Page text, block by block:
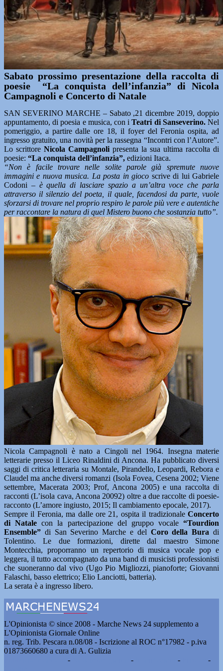
Sabato prossimo presentazione della raccolta di
poesie “La conquista dell’infanzia” di Nicola
Campagnoli e Concerto di Natale
SAN SEVERINO MARCHE – Sabato ,21 dicembre 2019, doppio
appuntamento, di poesia e musica, con iTeatri di Sanseverino.Nel
pomeriggio, a partire dalle ore 18, il foyer del Feronia ospita, ad
ingresso gratuito, una novità per la rassegna “Incontri con l’Autore”.
Lo scrittore Nicola Campagnoli presenta la sua ultima raccolta di
poesie: “La conquista dell’infanzia”, edizioni Itaca.
“Non è facile trovare nelle solite parole già spremute nuove
immagini e nuova musica. La posta in gioco scrive di lui Gabriele
Codoni – è quella di lasciare spazio a un’altra voce che parla
attraverso il silenzio del poeta, il quale, facendosi da parte, vuole
sforzarsi di trovare nel proprio respiro le parole più vere e autentiche
per raccontare la natura di quel Mistero buono che sostanzia tutto”.
Nicola Campagnoli è nato a Cingoli nel 1964. Insegna materie
letterarie presso il Liceo Rinaldini di Ancona. Ha pubblicato diversi
saggi di critica letteraria su Montale, Pirandello, Leopardi, Rebora e
Claudel ma anche diversi romanzi (Isola Fovea, Cesena 2002; Viene
settembre, Macerata 2003; Prof, Ancona 2005) e una raccolta di
racconti (L’isola cava, Ancona 20092) oltre a due raccolte di poesie-
racconto (L’amore ingiusto, 2015; Il cambiamento epocale, 2017).
Sempre il Feronia, ma dalle ore 21, ospita il tradizionale Concerto
di Natale con la partecipazione del gruppo vocale “Tourdion
Ensemble” di San Severino Marche e del Coro della Bura di
Tolentino. Le due formazioni, dirette dal maestro Simone
Montecchia, proporranno un repertorio di musica vocale pop e
leggera, il tutto accompagnato da una band di musicisti professionisti
che suoneranno dal vivo (Ugo Pio Migliozzi, pianoforte; Giovanni
Falaschi, basso elettrico; Elio Lanciotti, batteria).
La serata è a ingresso libero.
L'Opinionista © since 2008 - Marche News 24 supplemento a
L'Opinionista Giornale Online
n. reg. Trib. Pescara n.08/08 - Iscrizione al ROC n°17982 - p.iva
01873660680 a cura di A. Gulizia
- - -
-